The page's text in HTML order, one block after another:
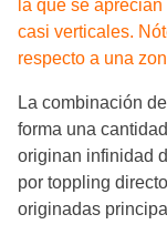
la que se
casi verticales.
respecto a una
La combinación
forma una
originan infinidad
por toppling
originadas